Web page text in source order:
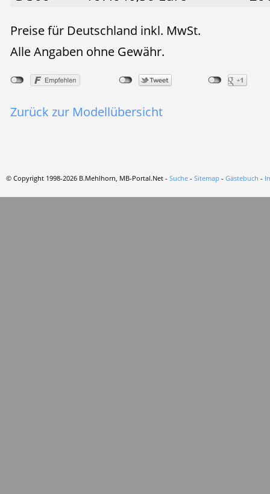
Preise für Deutschland inkl. MwSt.
Alle Angaben ohne Gewähr.
Zurück zur Modellübersicht
© Copyright 1998-2026 B.Mehlhorn, MB-Portal.Net - Suche - Sitemap - Gästebuch -